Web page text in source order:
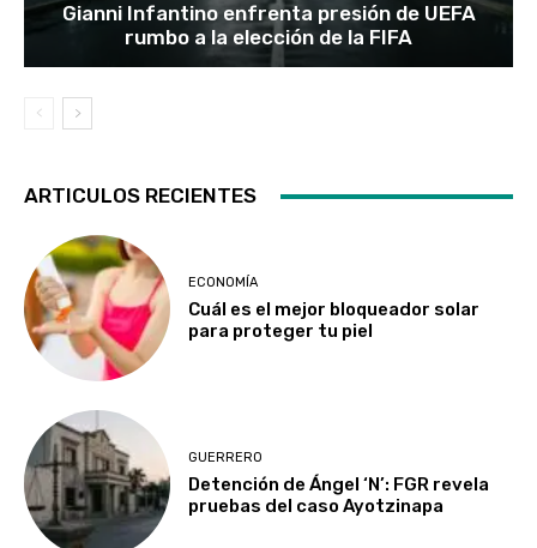
Gianni Infantino enfrenta presión de UEFA
rumbo a la elección de la FIFA
ARTICULOS RECIENTES
ECONOMÍA
Cuál es el mejor bloqueador solar
para proteger tu piel
GUERRERO
Detención de Ángel ‘N’: FGR revela
pruebas del caso Ayotzinapa